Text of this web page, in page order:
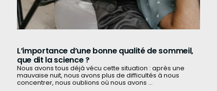
L’importance d’une bonne qualité de sommeil,
que dit la science ?
Nous avons tous déjà vécu cette situation : après une
mauvaise nuit, nous avons plus de difficultés à nous
concentrer, nous oublions où nous avons ...